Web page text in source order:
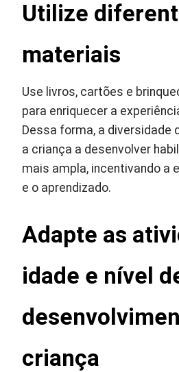
Utilize
materiais
Use livros, cartões e
para enriquecer a
Dessa forma, a diversidade
a criança a desenvolver
mais ampla, incentivando a
e o aprendizado.
Adapte as
idade e nível
criança